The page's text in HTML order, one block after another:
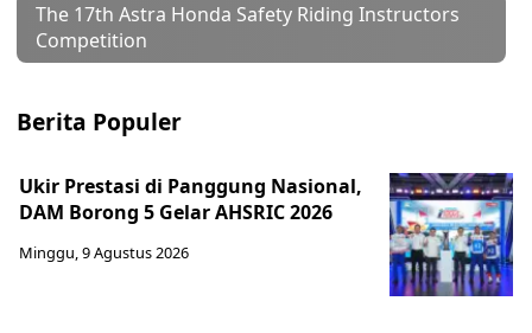
The 17th Astra Honda Safety Riding Instructors
Competition
Berita Populer
Ukir Prestasi di Panggung Nasional,
DAM Borong 5 Gelar AHSRIC 2026
Minggu, 9 Agustus 2026